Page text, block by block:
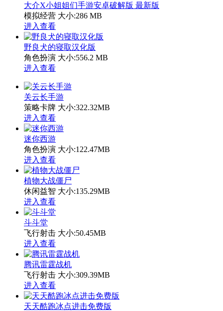
大介X小姐姐们手游安卓破解版 最新版
模拟经营 大小:286 MB
进入查看
野良犬的寝取汉化版
角色扮演 大小:556.2 MB
进入查看
关云长手游
策略卡牌 大小:322.32MB
进入查看
迷你西游
角色扮演 大小:122.47MB
进入查看
植物大战僵尸
休闲益智 大小:135.29MB
进入查看
斗斗堂
飞行射击 大小:50.45MB
进入查看
腾讯雷霆战机
飞行射击 大小:309.39MB
进入查看
天天酷跑冰点进击免费版